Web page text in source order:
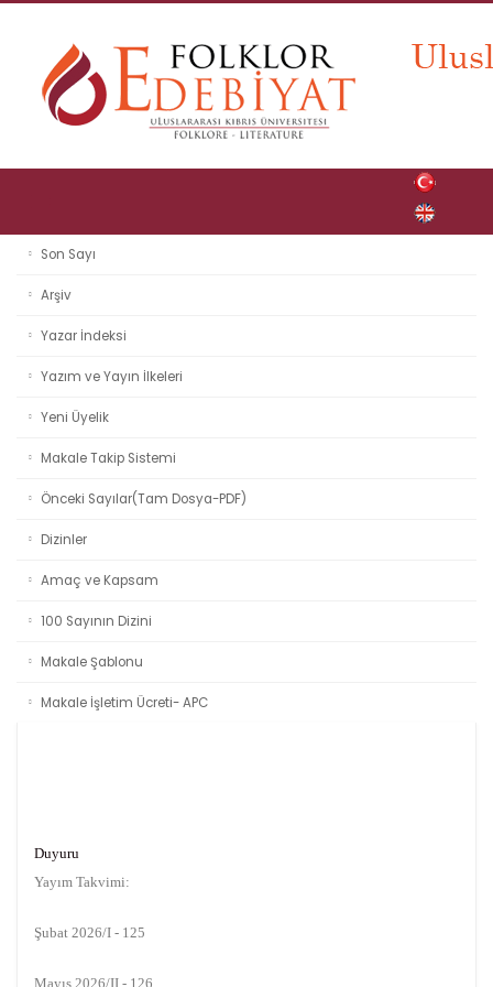
Son Sayı
Arşiv
Yazar İndeksi
Yazım ve Yayın İlkeleri
Yeni Üyelik
Makale Takip Sistemi
Önceki Sayılar(Tam Dosya-PDF)
Dizinler
Amaç ve Kapsam
100 Sayının Dizini
Makale Şablonu
Makale İşletim Ücreti- APC
Duyuru
Yayım Takvimi:
Şubat 2026/I - 125
Mayıs 2026/II - 126